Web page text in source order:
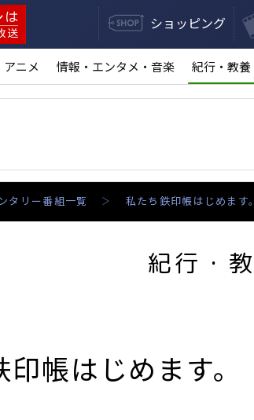
料放送
ショッピング
アニメ 情報・エンタメ・音楽 紀行・教養
タリー番組一覧 私たち鉄印帳はじめます。
紀行・
帳はじめます。